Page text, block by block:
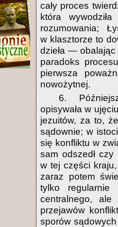
cały proces
która
rozumowania;
w klasztorze to
dzieła —
paradoks
pierwsza
nowożytnej.
6.
opisywała w
jezuitów, za to,
sądownie; w
się konfliktu w
sam odszedł
w tej części kraju,
zaraz potem
tylko
centralnego, ale
przejawów
sporów